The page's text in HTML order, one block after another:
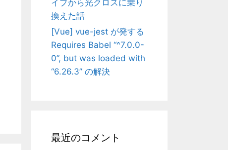
イプから光クロスに乗り
換えた話
[Vue] vue-jest が発する
Requires Babel “^7.0.0-
0”, but was loaded with
“6.26.3” の解決
最近のコメント